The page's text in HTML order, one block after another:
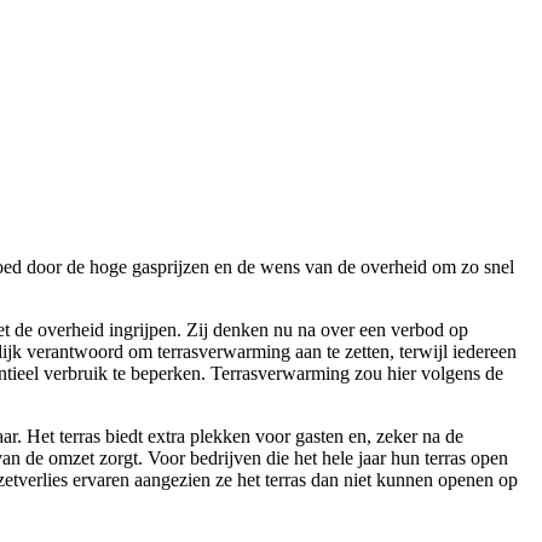
door de hoge gasprijzen en de wens van de overheid om zo snel
de overheid ingrijpen. Zij denken nu na over een verbod op
verantwoord om terrasverwarming aan te zetten, terwijl iedereen
verbruik te beperken. Terrasverwarming zou hier volgens de
Het terras biedt extra plekken voor gasten en, zeker na de
de omzet zorgt. Voor bedrijven die het hele jaar hun terras open
ervaren aangezien ze het terras dan niet kunnen openen op